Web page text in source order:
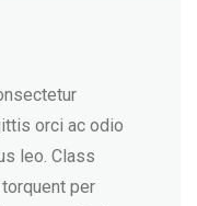
orci ac odio
leo. Class
per